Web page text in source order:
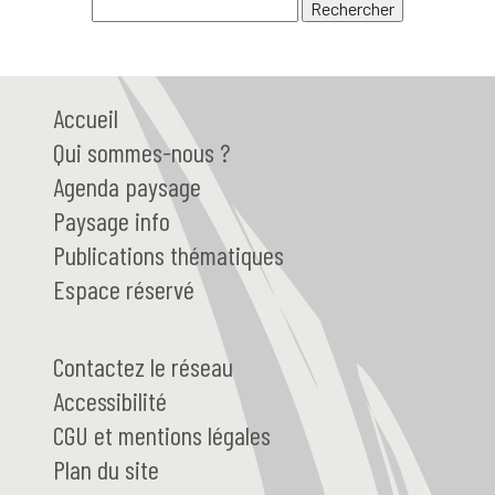
Accueil
Qui sommes-nous ?
Agenda paysage
Paysage info
Publications thématiques
Espace réservé
Contactez le réseau
Accessibilité
CGU et mentions légales
Plan du site